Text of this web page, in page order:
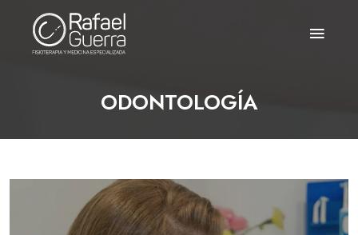
ODONTOLOGÍA